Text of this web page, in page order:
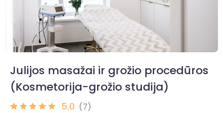
Julijos masažai ir grožio procedūros
(Kosmetorija-grožio studija)
5.0 (7)